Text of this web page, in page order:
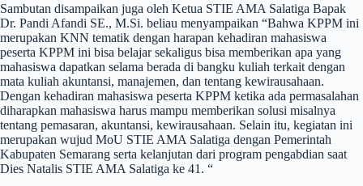
Sambutan disampaikan juga oleh Ketua STIE AMA Salatiga Bapak
Dr. Pandi Afandi SE., M.Si. beliau menyampaikan “Bahwa KPPM ini
merupakan KNN tematik dengan harapan kehadiran mahasiswa
peserta KPPM ini bisa belajar sekaligus bisa memberikan apa yang
mahasiswa dapatkan selama berada di bangku kuliah terkait dengan
mata kuliah akuntansi, manajemen, dan tentang kewirausahaan.
Dengan kehadiran mahasiswa peserta KPPM ketika ada permasalahan
diharapkan mahasiswa harus mampu memberikan solusi misalnya
tentang pemasaran, akuntansi, kewirausahaan. Selain itu, kegiatan ini
merupakan wujud MoU STIE AMA Salatiga dengan Pemerintah
Kabupaten Semarang serta kelanjutan dari program pengabdian saat
Dies Natalis STIE AMA Salatiga ke 41. “